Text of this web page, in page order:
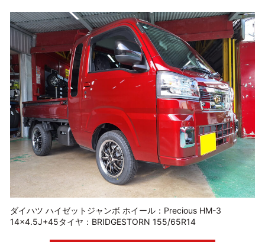
ダイハツ ハイゼットジャンボ ホイール：Precious HM-3
14×4.5J+45タイヤ：BRIDGESTORN 155/65R14